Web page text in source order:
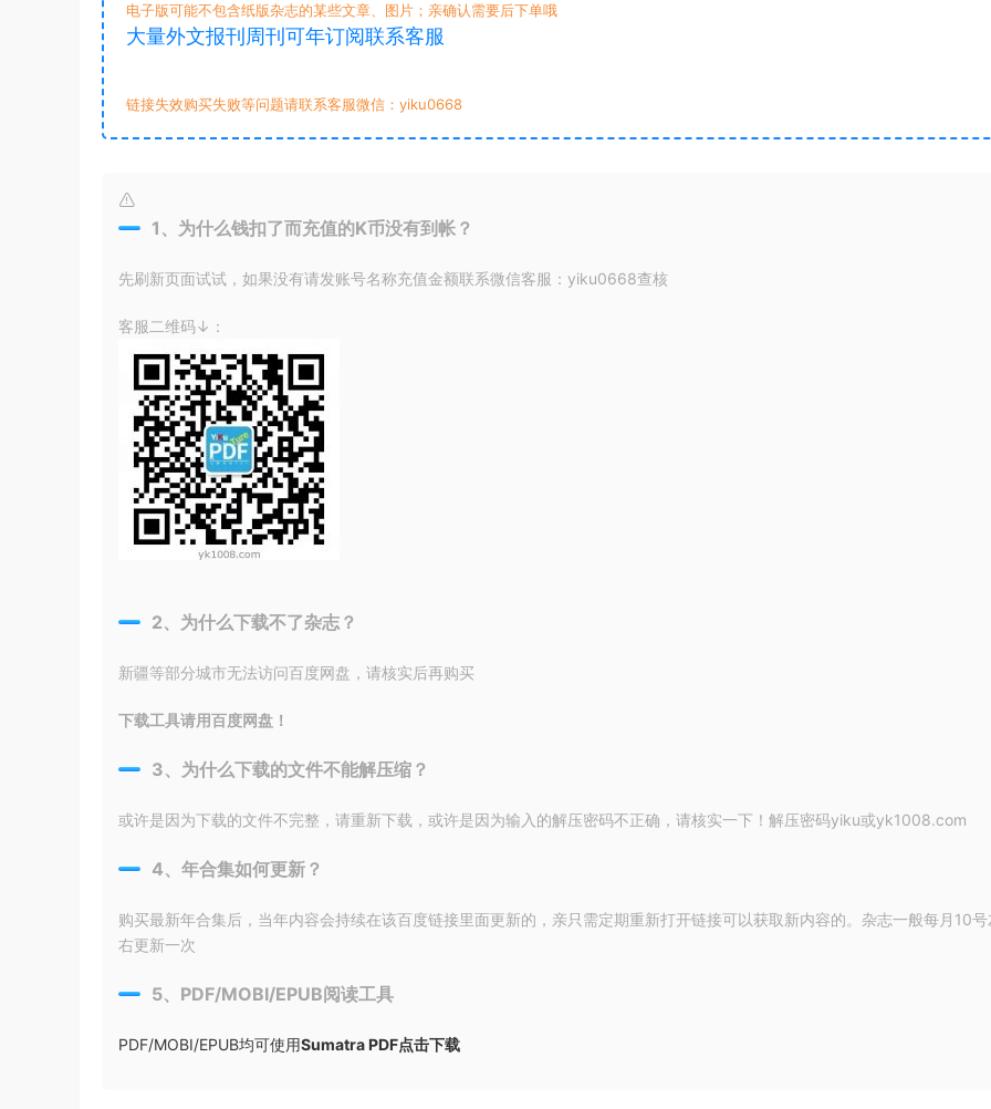
电子版可能不包含纸版杂志的某些文章、图片；亲确认需要后下单哦
大量外文报刊周刊可年订阅联系客服
链接失效购买失败等问题请联系客服微信：yiku0668
1、为什么钱扣了而充值的K币没有到帐？
先刷新页面试试，如果没有请发账号名称充值金额联系微信客服：yiku0668查核
客服二维码↓：
2、为什么下载不了杂志？
新疆等部分城市无法访问百度网盘，请核实后再购买
下载工具请用百度网盘！
3、为什么下载的文件不能解压缩？
或许是因为下载的文件不完整，请重新下载，或许是因为输入的解压密码不正确，请核实一下！解压密码yiku或yk1008.com
4、年合集如何更新？
购买最新年合集后，当年内容会持续在该百度链接里面更新的，亲只需定期重新打开链接可以获取新内容的。杂志一般每月10号
右更新一次
5、PDF/MOBI/EPUB阅读工具
PDF/MOBI/EPUB均可使用Sumatra PDF点击下载